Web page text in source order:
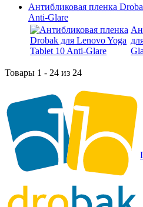
Антибликовая пленка
Anti-Glare
Товары 1 - 24 из 24